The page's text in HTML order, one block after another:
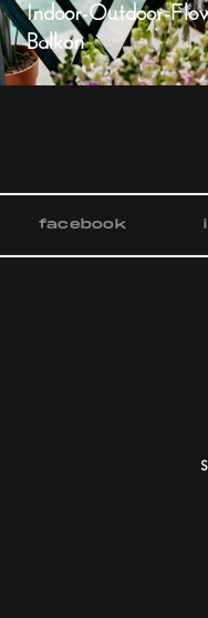
Indoor-Outdoor-
Balkon
facebook